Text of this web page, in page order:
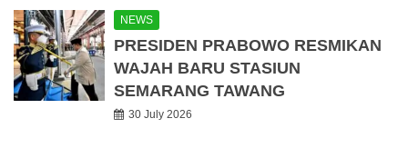
NEWS
PRESIDEN PRABOWO RESMIKAN
WAJAH BARU STASIUN
SEMARANG TAWANG
30 July 2026